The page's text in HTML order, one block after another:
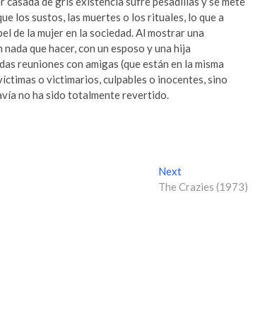
los sustos, las muertes o los rituales, lo que a
de la mujer en la sociedad. Al mostrar una
que hacer, con un esposo y una hija
reuniones con amigas (que están en la misma
o victimarios, culpables o inocentes, sino
no ha sido totalmente revertido.
Next
e
The Crazies (1973)